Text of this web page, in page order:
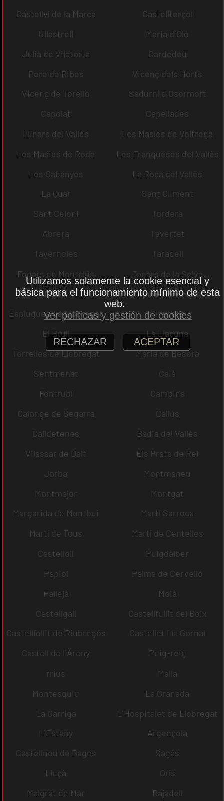
Castellví de la Marca
Castellterçol
Ullastrell
Maria d´Oló
Julià de Vilatorta
Cardedeu
Pere de Ribes
Vicenç dels Horts
Vicenç de Torelló
Sadurní d´Osormort
Capolat
Capellades
Llinars del Vallès
Les Masíes de Voltregà
Les Masies de Roda
Les Franqueses del Vallès
Les Cabanyes
La Roca del Vallès
La Quar
Sant Climent
Sant Celoni
Tordera
Abrera
Tavertet
Tavèrnoles
Taradell
Fogars de Montclús
Fogars de la Selva
Fígols
Figaró-Montmany
Esplugues de Llobregat
Gironella
El Brull
La Llacuna
Torrelles de Llobregat
Maria de Besora
Sentmenat
Gaià
Fontrubí
Campins
Calonge de Segarra
Callús
Calldetenes
Badia del Vallès
Vilassar de Dalt
Els Prats de Rei
Jorba
Montmaneu
Montmajor
Montgat
Margarida de Montbui
Martí Sarroca
Martí de Tous
Martí de Centelles
Castellolí
Puigdàlber
Papiol
Palma de Cervelló
Pallejà
Moià
Castellgalí
Castellfullit del Boix
Castellfollit de Riubregós
Castellet i la Gornal
Castell de l´Areny
Puig-reig
rrius
Malla
Montesquiu
La Granada
La Garriga
L´Hospitalet de Llobregat
L´Estany
Argençola
Castellnou de Bages
Sagàs
Lluçà
Orís
Malgrat de Mar
Rajadell
Utilizamos solamente la cookie esencial y
básica para el funcionamiento mínimo de esta
web.
Ver políticas y gestión de cookies
RECHAZAR ACEPTAR